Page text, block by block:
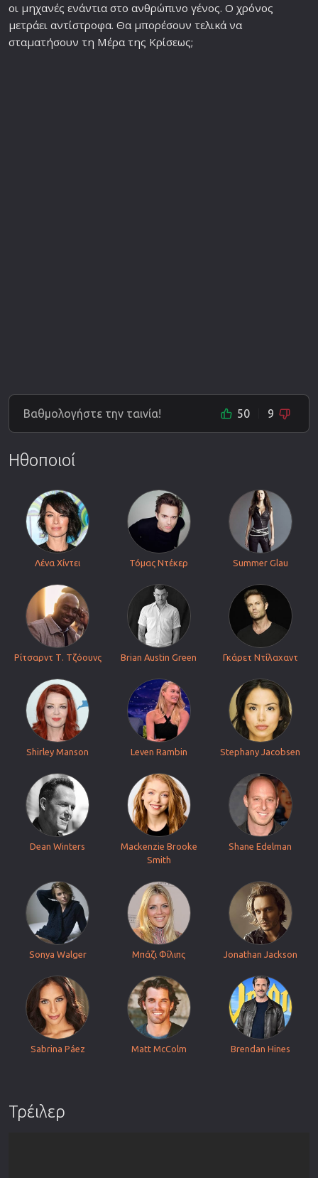
οι μηχανές ενάντια στο ανθρώπινο γένος. Ο χρόνος
μετράει αντίστροφα. Θα μπορέσουν τελικά να
σταματήσουν τη Μέρα της Κρίσεως;
Βαθμολογήστε την ταινία! 50 9
Ηθοποιοί
Λένα Χίντει Τόμας Ντέκερ Summer Glau
Ρίτσαρντ Τ. Τζόουνς Brian Austin Green Γκάρετ Ντίλαχαντ
Shirley Manson Leven Rambin Stephany Jacobsen
Dean Winters
Mackenzie Brooke
Smith
Shane Edelman
Sonya Walger Μπάζι Φίλιπς Jonathan Jackson
Sabrina Páez Matt McColm Brendan Hines
Τρέιλερ